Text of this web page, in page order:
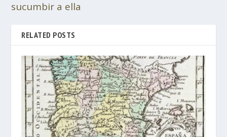
sucumbir a ella
RELATED POSTS